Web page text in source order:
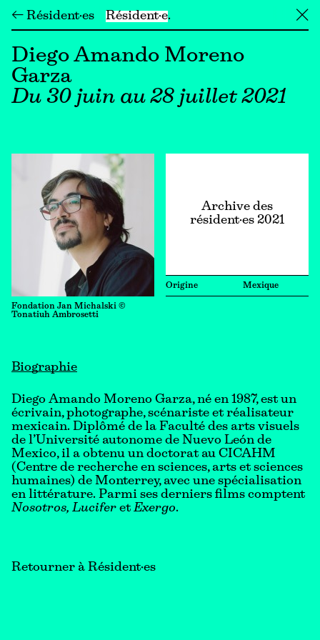
← Résident·es Résident·e ╳
Diego Amando Moreno
Garza
Du 30 juin au 28 juillet 2021
Fondation Jan Michalski ©
Tonatiuh Ambrosetti
Archive des
résident·es 2021
Origine Mexique
Biographie
Diego Amando Moreno Garza, né en 1987, est un
écrivain, photographe, scénariste et réalisateur
mexicain. Diplômé de la Faculté des arts visuels
de l’Université autonome de Nuevo León de
Mexico, il a obtenu un doctorat au CICAHM
(Centre de recherche en sciences, arts et sciences
humaines) de Monterrey, avec une spécialisation
en littérature. Parmi ses derniers films comptent
Nosotros, Lucifer et Exergo.
Retourner à Résident·es